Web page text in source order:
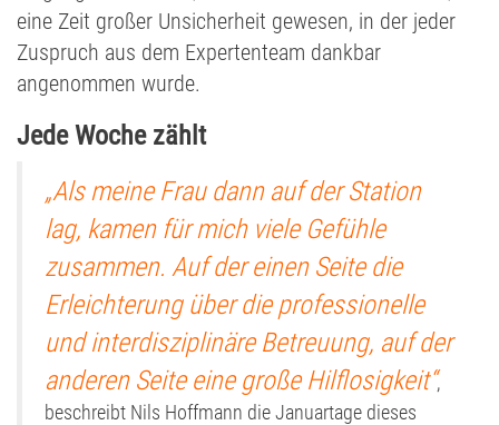
eine Zeit großer Unsicherheit gewesen, in der jeder
Zuspruch aus dem Expertenteam dankbar
angenommen wurde.
Jede Woche zählt
„Als meine Frau dann auf der Station
lag, kamen für mich viele Gefühle
zusammen. Auf der einen Seite die
Erleichterung über die professionelle
und interdisziplinäre Betreuung, auf der
anderen Seite eine große Hilflosigkeit“,
beschreibt Nils Hoffmann die Januartage dieses